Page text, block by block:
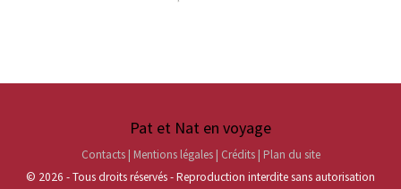
Pat et Nat en voyage
Contacts | Mentions légales | Crédits | Plan du site
© 2026 - Tous droits réservés - Reproduction interdite sans autorisation